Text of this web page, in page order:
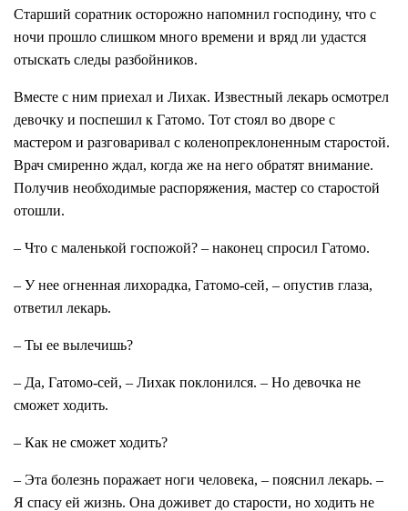
Старший соратник осторожно напомнил господину, что с
ночи прошло слишком много времени и вряд ли удастся
отыскать следы разбойников.
Вместе с ним приехал и Лихак. Известный лекарь осмотрел
девочку и поспешил к Гатомо. Тот стоял во дворе с
мастером и разговаривал с коленопреклоненным старостой.
Врач смиренно ждал, когда же на него обратят внимание.
Получив необходимые распоряжения, мастер со старостой
отошли.
– Что с маленькой госпожой? – наконец спросил Гатомо.
– У нее огненная лихорадка, Гатомо-сей, – опустив глаза,
ответил лекарь.
– Ты ее вылечишь?
– Да, Гатомо-сей, – Лихак поклонился. – Но девочка не
сможет ходить.
– Как не сможет ходить?
– Эта болезнь поражает ноги человека, – пояснил лекарь. –
Я спасу ей жизнь. Она доживет до старости, но ходить не